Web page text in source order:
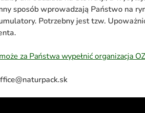
sposób wprowadzają Państwo na
Potrzebny jest tzw.
za Państwa wypełnić organizacja